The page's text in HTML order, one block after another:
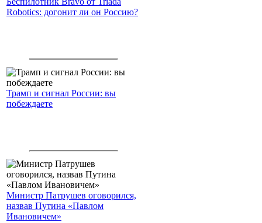
Robotics: догонит ли он Россию?
Трамп и сигнал России: вы
побеждаете
Министр Патрушев оговорился,
назвав Путина «Павлом
Ивановичем»